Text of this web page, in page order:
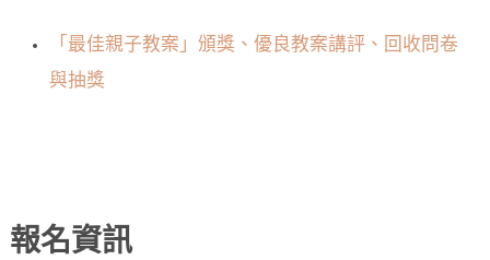
「最佳親子教案」頒獎、優良教案講評、回收問卷
與抽獎
報名資訊